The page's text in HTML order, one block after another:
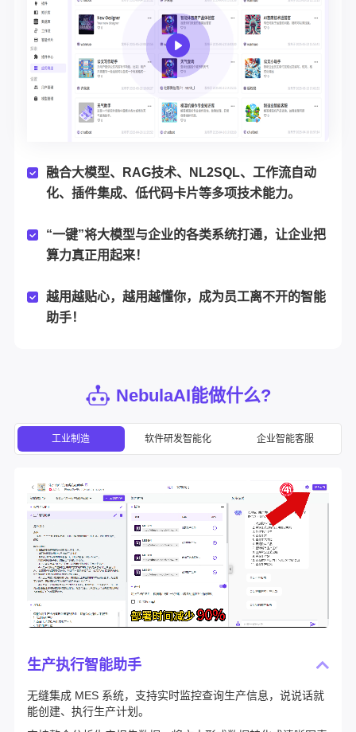
融合大模型、RAG技术、NL2SQL、工作流自动
化、插件集成、低代码卡片等多项技术能力。
“一键”将大模型与企业的各类系统打通，让企业把
算力真正用起来！
越用越贴心，越用越懂你，成为员工离不开的智能
助手！
NebulaAI能做什么?
工业制造 软件研发智能化 企业智能客服
生产执行智能助手
无缝集成 MES 系统，支持实时监控查询生产信息，说说话就
能创建、执行生产计划。